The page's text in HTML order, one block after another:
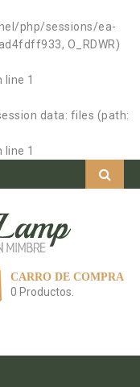
php/sessions/ea-
O_RDWR)
line 1
data: files (path:
line 1
CARRO DE COMPRA
0 Productos.